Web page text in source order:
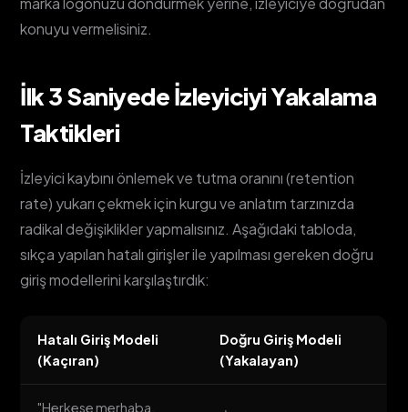
konuyu vermelisiniz.
İlk 3 Saniyede İzleyiciyi Yakalama
Taktikleri
İzleyici kaybını önlemek ve tutma oranını (retention
rate) yukarı çekmek için kurgu ve anlatım tarzınızda
radikal değişiklikler yapmalısınız. Aşağıdaki tabloda,
sıkça yapılan hatalı girişler ile yapılması gereken doğru
giriş modellerini karşılaştırdık:
Hatalı Giriş Modeli
(Kaçıran)
Doğru Giriş Modeli
(Yakalayan)
"Herkese merhaba,